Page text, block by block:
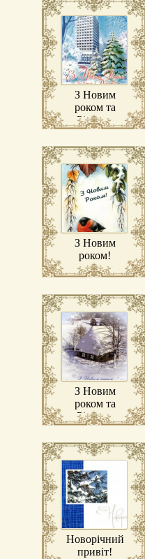
З Новим
роком та
Різдвом
Христовим!
З Новим
роком!
З Новим
роком та
Різдвом
Христовим!
Новорічний
привіт!